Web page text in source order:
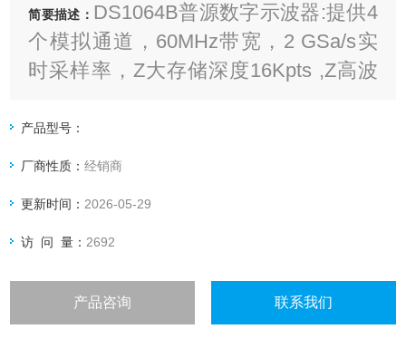
简要描述： DS1064B普源数字示波器:提供4
个模拟通道，60MHz带宽，2 GSa/s实
时采样率，Z大存储深度16Kpts ,Z高波
产品型号：
厂商性质：经销商
更新时间： 2026-05-29
访 问 量： 2692
产品咨询 联系我们